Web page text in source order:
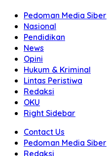
Pedoman Media Siber
Nasional
Pendidikan
News
Opini
Hukum & Kriminal
Lintas Peristiwa
Redaksi
OKU
Right Sidebar
Contact Us
Pedoman Media Siber
Redaksi